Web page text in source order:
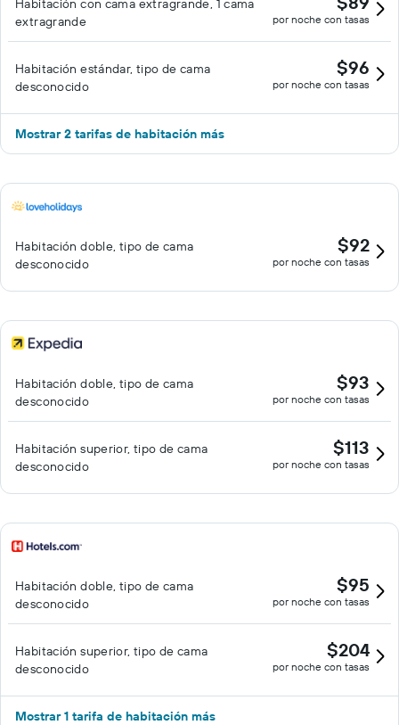
Habitación con cama extragrande, 1 cama
extragrande
por noche con tasas
Habitación estándar, tipo de cama
desconocido
$96
por noche con tasas
Mostrar 2 tarifas de habitación más
Habitación doble, tipo de cama
desconocido
$92
por noche con tasas
Habitación doble, tipo de cama
desconocido
$93
por noche con tasas
Habitación superior, tipo de cama
desconocido
$113
por noche con tasas
Habitación doble, tipo de cama
desconocido
$95
por noche con tasas
Habitación superior, tipo de cama
desconocido
$204
por noche con tasas
Mostrar 1 tarifa de habitación más